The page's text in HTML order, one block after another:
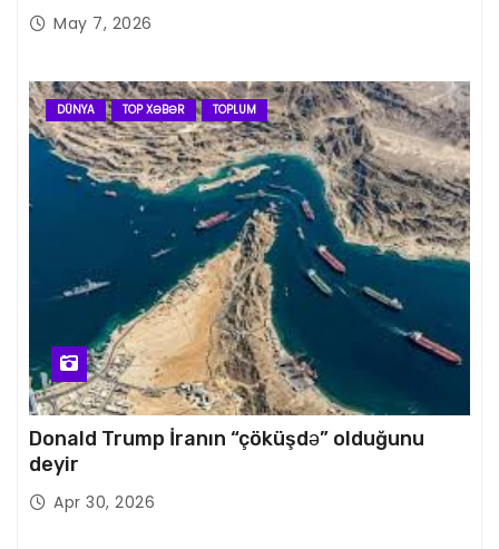
May 7, 2026
DÜNYA TOP XƏBƏR TOPLUM
Donald Trump İranın “çöküşdə” olduğunu
deyir
Apr 30, 2026